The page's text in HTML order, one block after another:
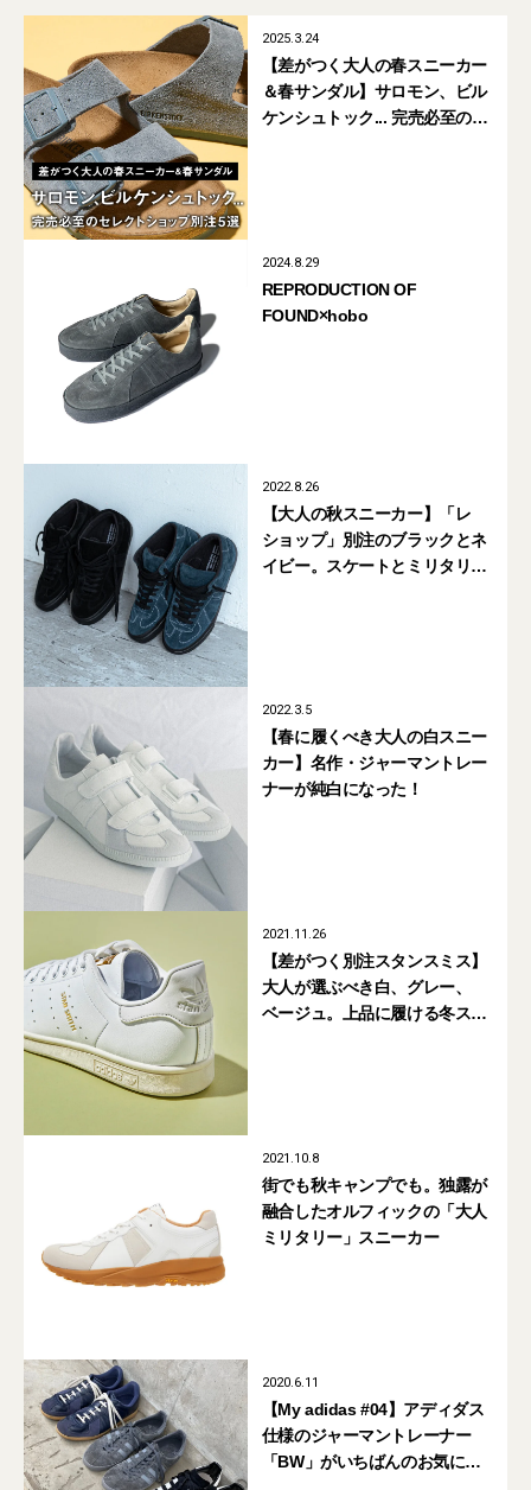
2025.3.24
【差がつく大人の春スニーカー
＆春サンダル】サロモン、ビル
ケンシュトック... 完売必至のセ
2024.8.29
REPRODUCTION OF
FOUND×hobo
2022.8.26
【大人の秋スニーカー】「レ
ショップ」別注のブラックとネ
イビー。スケートとミリタリー
2022.3.5
【春に履くべき大人の白スニー
カー】名作・ジャーマントレー
ナーが純白になった！
2021.11.26
【差がつく別注スタンスミス】
大人が選ぶべき白、グレー、
ベージュ。上品に履ける冬ス
2021.10.8
街でも秋キャンプでも。独露が
融合したオルフィックの「大人
ミリタリー」スニーカー
2020.6.11
【My adidas #04】アディダス
仕様のジャーマントレーナー
「BW」がいちばんのお気に入